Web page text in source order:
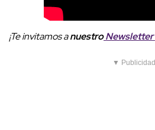
¡Te invitamos anuestroNewsletter
▼ Publicidad